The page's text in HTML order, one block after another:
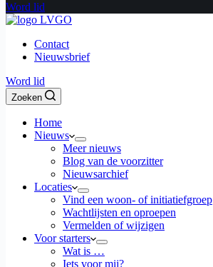
Word lid
Contact
Nieuwsbrief
Word lid
Zoeken
Home
Nieuws
Meer nieuws
Blog van de voorzitter
Nieuwsarchief
Locaties
Vind een woon- of initiatiefgroep
Wachtlijsten en oproepen
Vermelden of wijzigen
Voor starters
Wat is …
Iets voor mij?